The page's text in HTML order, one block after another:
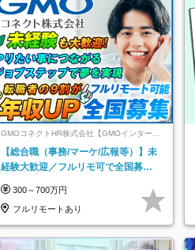
GMOコネクトHR株式会社【GMOインターネ
ットグループ】
【総合職（事務/マーケ/広報等）】未
経験大歓迎／フルリモ可で全国募
★
300～700万円
フルリモートあり